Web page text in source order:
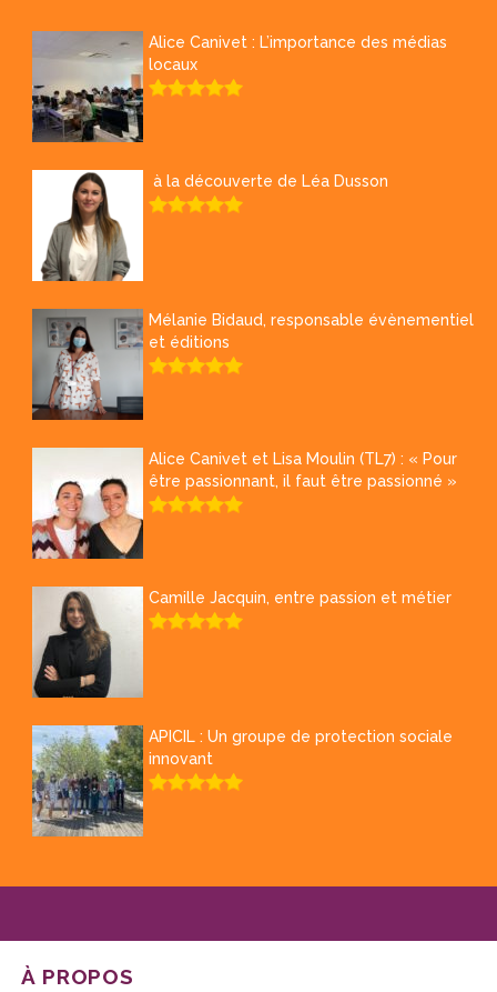
Alice Canivet : L’importance des médias
locaux
à la découverte de Léa Dusson
Mélanie Bidaud, responsable évènementiel
et éditions
Alice Canivet et Lisa Moulin (TL7) : « Pour
être passionnant, il faut être passionné »
Camille Jacquin, entre passion et métier
APICIL : Un groupe de protection sociale
innovant
À PROPOS